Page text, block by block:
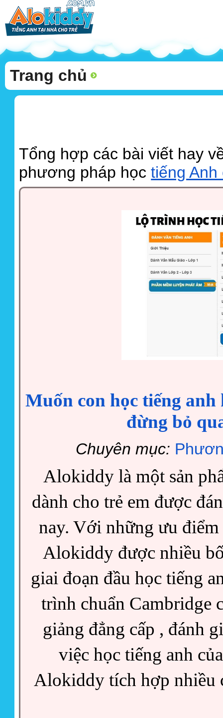
Trang chủ
Tổng hợp các bài viết hay
phương pháp họctiếng
Muốn con học tiếng
đừng bỏ
Chuyên mục:
Alokiddy là một sản
dành cho trẻ em được
nay. Với những ưu
Alokiddy được nhiều
giai đoạn đầu học tiếng
trình chuẩn Cambridge
giảng đẳng cấp , đánh
việc học tiếng anh
Alokiddy tích hợp nhiều